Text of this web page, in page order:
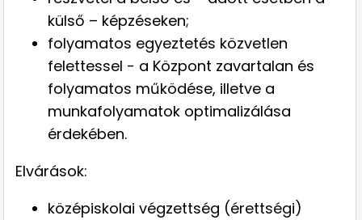
külső – képzéseken;
folyamatos egyeztetés közvetlen
felettessel - a Központ zavartalan és
folyamatos működése, illetve a
munkafolyamatok optimalizálása
érdekében.
Elvárások:
középiskolai végzettség (érettségi)